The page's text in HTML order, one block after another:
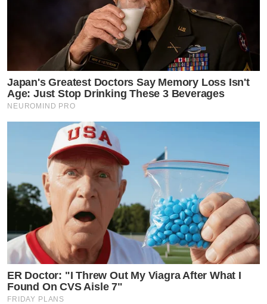
Japan's Greatest Doctors Say Memory Loss Isn't
Age: Just Stop Drinking These 3 Beverages
NEUROMIND PRO
ER Doctor: "I Threw Out My Viagra After What I
Found On CVS Aisle 7"
FRIDAY PLANS